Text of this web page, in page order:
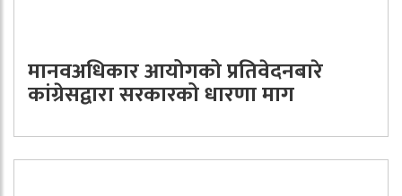
मानवअधिकार आयोगको प्रतिवेदनबारे
कांग्रेसद्वारा सरकारको धारणा माग